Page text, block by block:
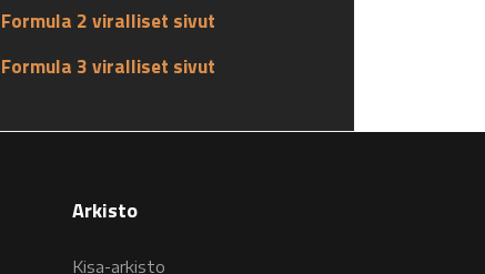
Formula 2 viralliset sivut
Formula 3 viralliset sivut
Arkisto
Kisa-arkisto